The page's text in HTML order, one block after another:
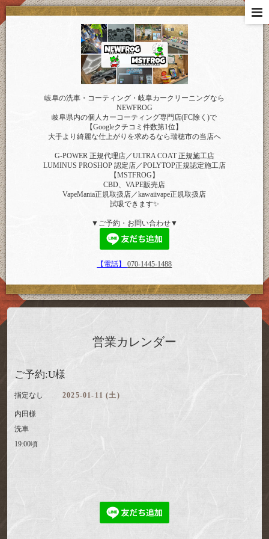
岐阜の洗車・コーティング・岐阜カークリーニングなら
NEWFROG
岐阜県内の個人カーコーティング専門店(FC除く)で
【Googleクチコミ件数第1位】
大手より綺麗な仕上がりを求めるなら瑞穂市の当店へ
G-POWER 正規代理店／ULTRA COAT 正規施工店
LUMINUS PROSHOP 認定店／POLYTOP正規認定施工店
【MSTFROG】
CBD、VAPE販売店
VapeMania正規取扱店／kawaiivape正規取扱店
試吸できます✨
▼ご予約・お問い合わせ▼
【電話】070-1445-1488
営業カレンダー
ご予約:U様
指定なし 2025-01-11 (土)
内田様
洗車
19:00頃